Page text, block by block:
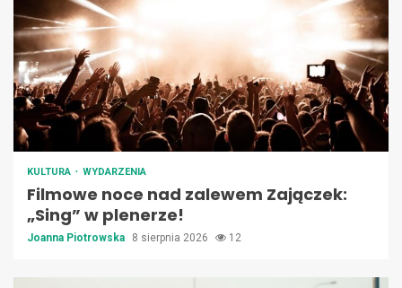
KULTURA WYDARZENIA
Filmowe noce nad zalewem Zajączek:
„Sing” w plenerze!
Joanna Piotrowska 8 sierpnia 2026 12